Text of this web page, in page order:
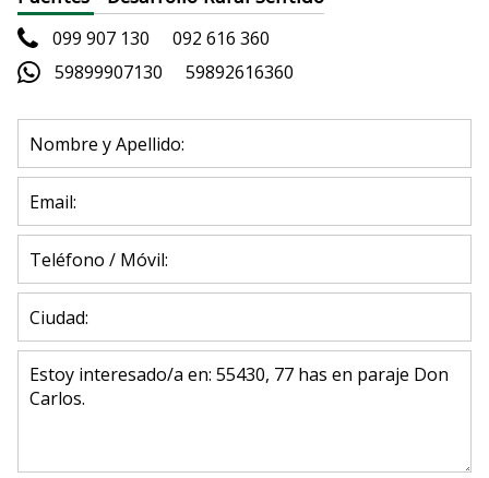
099 907 130
092 616 360
59899907130
59892616360